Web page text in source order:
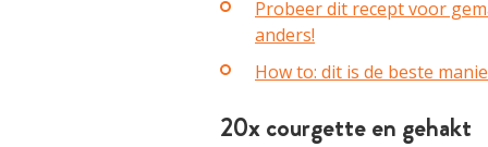
Probeer dit recept voor
anders!
How to: dit is de beste
20x courgette en gehakt